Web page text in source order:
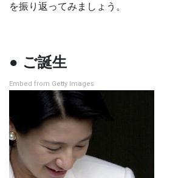
を振り返ってみましょう。
● ご誕生
Embed from Getty Images